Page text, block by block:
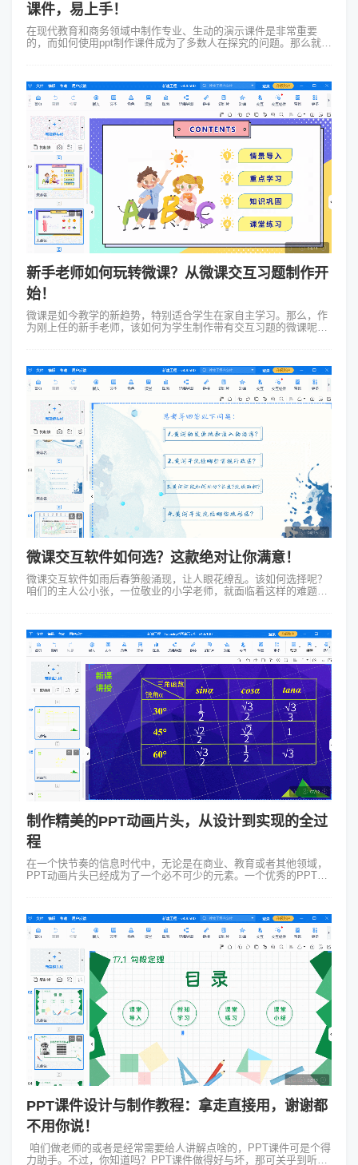
课件，易上手！
在现代教育和商务领域中制作专业、生动的演示课件是非常重要
的，而如何使用ppt制作课件成为了多数人在探究的问题。那么就有
新手老师如何玩转微课？从微课交互习题制作开
始！
微课是如今教学的新趋势，特别适合学生在家自主学习。那么，作
为刚上任的新手老师，该如何为学生制作带有交互习题的微课呢？
微课交互软件如何选？这款绝对让你满意！
微课交互软件如雨后春笋般涌现，让人眼花缭乱。该如何选择呢？
咱们的主人公小张，一位敬业的小学老师，就面临着这样的难题。
制作精美的PPT动画片头，从设计到实现的全过
程
在一个快节奏的信息时代中，无论是在商业、教育或者其他领域，
PPT动画片头已经成为了一个必不可少的元素。一个优秀的PPT动
PPT课件设计与制作教程：拿走直接用，谢谢都
不用你说！
咱们做老师的或者是经常需要给人讲解点啥的，PPT课件可是个得
力助手。不过，你知道吗？PPT课件做得好与坏，那可关乎到听众